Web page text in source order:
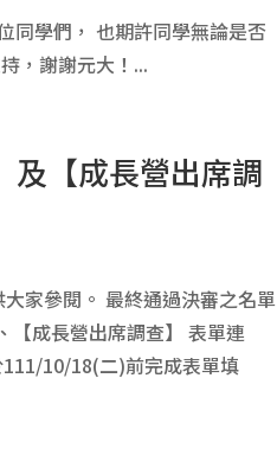
同學們， 也期許同學無論是否
，謝謝元大！...
及【成長營出席調
家參閱。 最終通過決審之名單
【成長營出席調查】 表單連
10/18(二)前完成表單填